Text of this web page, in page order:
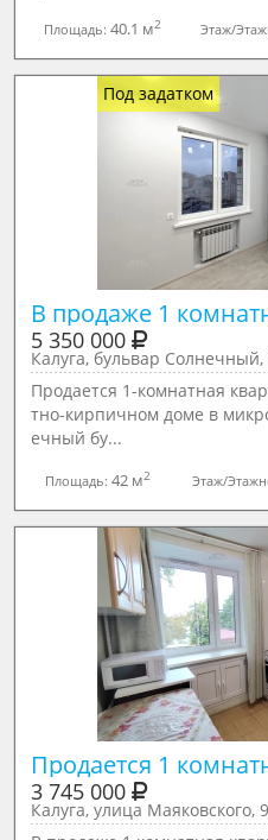
Площадь:40.1 м2 Этаж/
Под задатком
В продаже 1
5 350 000
Калуга, бульвар Солнечный,
Продается 1-комнатная
тно-кирпичном доме в
ечный бу...
Площадь:42 м2 Этаж/
Продается 1
3 745 000
Калуга, улица Маяковского, 9